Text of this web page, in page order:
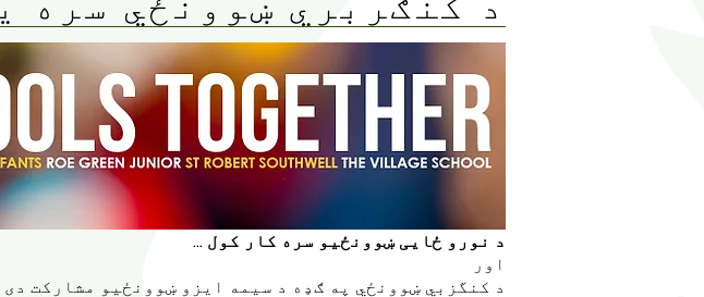
د نورو ځایی ښوونځیو سره کار کول ...
اور